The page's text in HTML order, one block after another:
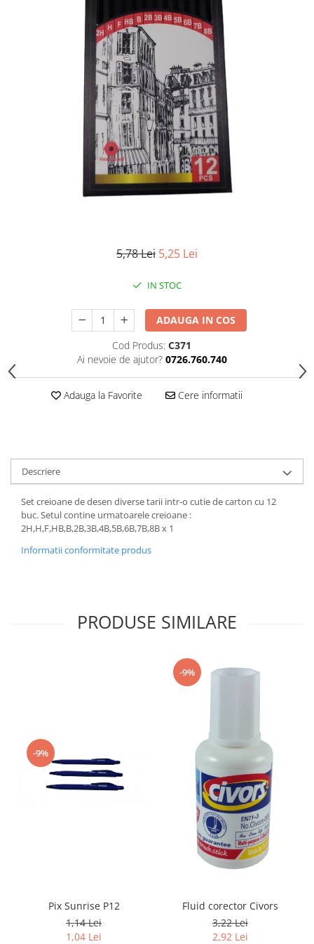
5,78 Lei 5,25 Lei
IN STOC
ADAUGA IN COS
Cod Produs: C371
Ai nevoie de ajutor? 0726.760.740
Adauga la Favorite Cere informatii
Descriere
Set creioane de desen diverse tarii intr-o cutie de carton cu 12
buc. Setul contine urmatoarele creioane :
2H,H,F,HB,B,2B,3B,4B,5B,6B,7B,8B x 1
Informatii conformitate produs
PRODUSE SIMILARE
-9%
Pix Sunrise P12
1,14 Lei
1,04 Lei
-9%
Fluid corector Civors
3,22 Lei
2,92 Lei